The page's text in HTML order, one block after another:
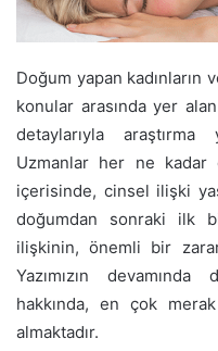
Doğum yapan
konular arasında yer
detaylarıyla araştırma
Uzmanlar her ne kadar
içerisinde, cinsel ilişki
doğumdan sonraki ilk
ilişkinin, önemli bir
Yazımızın
hakkında, en çok
almaktadır.